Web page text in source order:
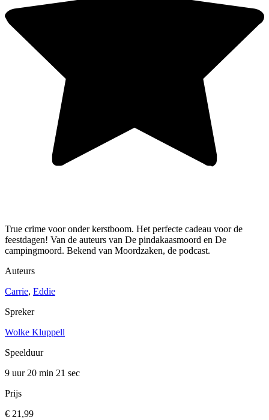
True crime voor onder kerstboom. Het perfecte cadeau voor de
feestdagen! Van de auteurs van De pindakaasmoord en De
campingmoord. Bekend van Moordzaken, de podcast.
Auteurs
Carrie, Eddie
Spreker
Wolke Kluppell
Speelduur
9 uur 20 min 21 sec
Prijs
€ 21,99